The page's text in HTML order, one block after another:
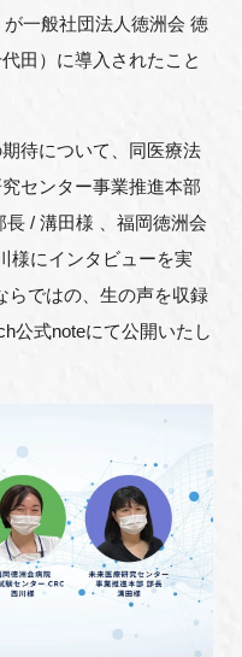
一般社団法人徳洲会 徳
田）に導入されたこと
待について、同医療法
センター事業推進本部
長/ 溝田様
、福岡徳洲会
様にインタビューを実
らではの、生の声を収録
公式noteにて公開いたし